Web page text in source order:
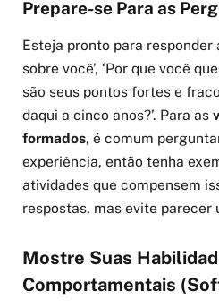
Prepare-se Para as
Esteja pronto para responder
sobre você’, ‘Por que você
são seus pontos fortes e
daqui a cinco anos?’. Para as
formados, é comum
experiência, então tenha
atividades que compensem
respostas, mas evite parecer
Mostre Suas
Comportamentais